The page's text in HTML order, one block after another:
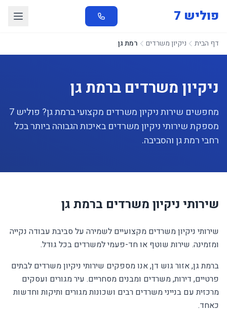
פוליש 7
דף הבית ניקיון משרדים רמת גן
ניקיון משרדים ברמת גן
מחפשים שירות ניקיון משרדים מקצועי ברמת גן? פוליש 7
מספקת שירותי ניקיון משרדים באיכות הגבוהה ביותר בכל
רחבי רמת גן והסביבה.
שירותי ניקיון משרדים ברמת גן
שירותי ניקיון משרדים מקצועיים לשמירה על סביבת עבודה נקייה
ומזמינה. שירות שוטף או חד-פעמי למשרדים בכל גודל.
ברמת גן, אזור גוש דן, אנו מספקים שירותי ניקיון משרדים לבתים
פרטיים, דירות, משרדים ומבנים מסחריים. עיר מגורים ועסקים
מרכזית עם בנייני משרדים רבים ושכונות מגורים ותיקות וחדשות
כאחד.